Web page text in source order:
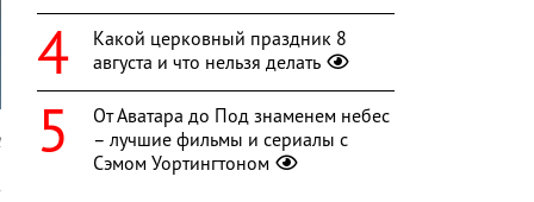
Какой церковный праздник 8
августа и что нельзя делать
От Аватара до Под знаменем небес
– лучшие фильмы и сериалы с
Сэмом Уортингтоном